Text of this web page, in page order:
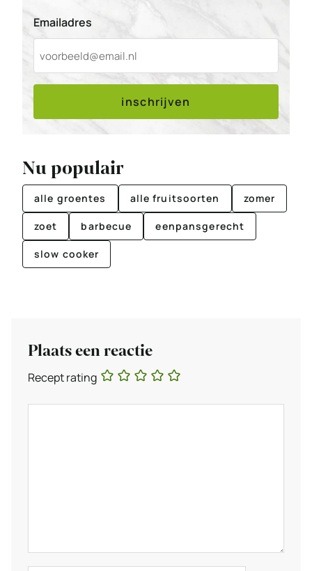
Emailadres
inschrijven
Nu populair
alle groentes alle fruitsoorten zomer
zoet barbecue eenpansgerecht
slow cooker
Plaats een reactie
Recept rating